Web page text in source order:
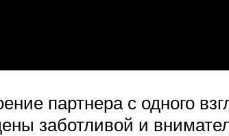
партнера с одного
заботливой и